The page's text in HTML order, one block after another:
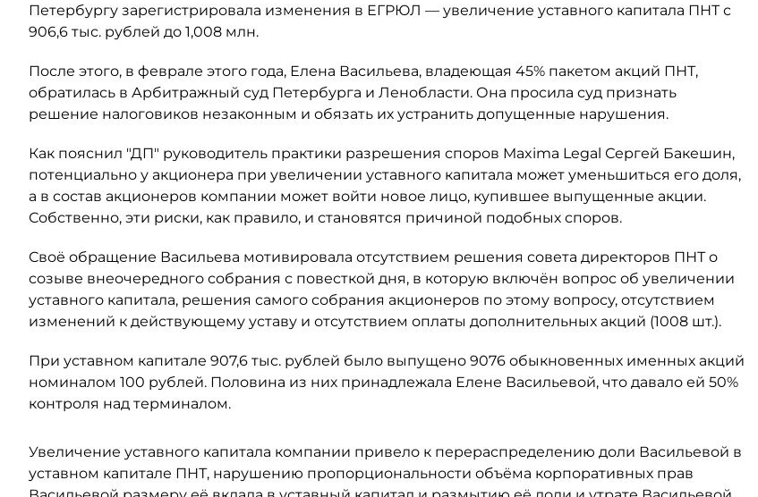
Петербургу зарегистрировала изменения в ЕГРЮЛ — увеличение уставного капитала ПНТ с
906,6 тыс. рублей до 1,008 млн.
После этого, в феврале этого года, Елена Васильева, владеющая 45% пакетом акций ПНТ,
обратилась в Арбитражный суд Петербурга и Ленобласти. Она просила суд признать
решение налоговиков незаконным и обязать их устранить допущенные нарушения.
Как пояснил "ДП" руководитель практики разрешения споров Maxima Legal Сергей Бакешин,
потенциально у акционера при увеличении уставного капитала может уменьшиться его доля,
а в состав акционеров компании может войти новое лицо, купившее выпущенные акции.
Собственно, эти риски, как правило, и становятся причиной подобных споров.
Своё обращение Васильева мотивировала отсутствием решения совета директоров ПНТ о
созыве внеочередного собрания с повесткой дня, в которую включён вопрос об увеличении
уставного капитала, решения самого собрания акционеров по этому вопросу, отсутствием
изменений к действующему уставу и отсутствием оплаты дополнительных акций (1008 шт.).
При уставном капитале 907,6 тыс. рублей было выпущено 9076 обыкновенных именных акций
номиналом 100 рублей. Половина из них принадлежала Елене Васильевой, что давало ей 50%
контроля над терминалом.
Увеличение уставного капитала компании привело к перераспределению доли Васильевой в
уставном капитале ПНТ, нарушению пропорциональности объёма корпоративных прав